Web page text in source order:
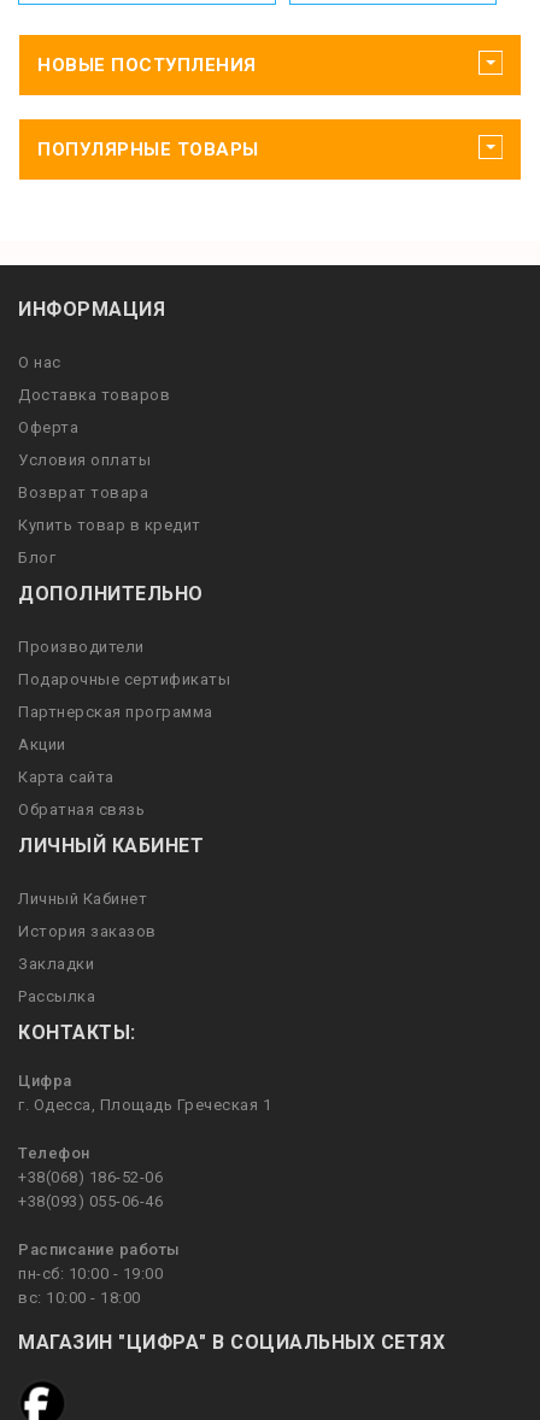
НОВЫЕ ПОСТУПЛЕНИЯ
ПОПУЛЯРНЫЕ ТОВАРЫ
ИНФОРМАЦИЯ
О нас
Доставка товаров
Оферта
Условия оплаты
Возврат товара
Купить товар в кредит
Блог
ДОПОЛНИТЕЛЬНО
Производители
Подарочные сертификаты
Партнерская программа
Акции
Карта сайта
Обратная связь
ЛИЧНЫЙ КАБИНЕТ
Личный Кабинет
История заказов
Закладки
Рассылка
КОНТАКТЫ:
Цифра
г. Одесса, Площадь Греческая 1
Телефон
+38(068) 186-52-06
+38(093) 055-06-46
Расписание работы
пн-сб: 10:00 - 19:00
вс: 10:00 - 18:00
МАГАЗИН "ЦИФРА" В СОЦИАЛЬНЫХ СЕТЯХ